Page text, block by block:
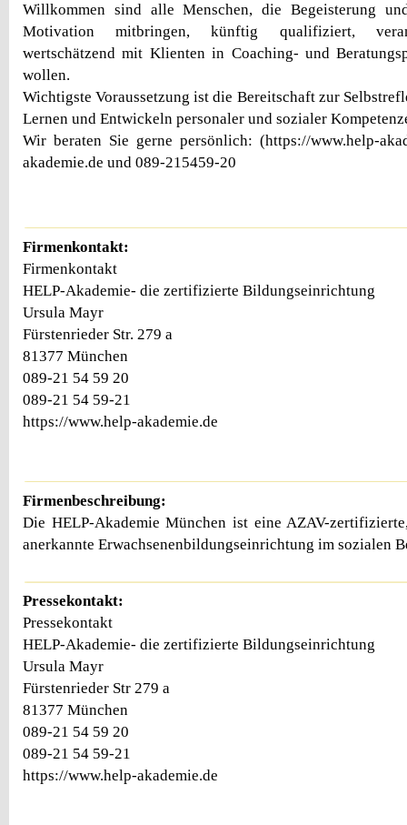
Willkommen sind alle Menschen, die Begeisterung
Motivation mitbringen, künftig qualifiziert,
wertschätzend mit Klienten in Coaching- und
wollen.
Wichtigste Voraussetzung ist die Bereitschaft zur
Lernen und Entwickeln personaler und sozialer
Wir beraten Sie gerne persönlich: (https://www.help-
akademie.de und 089-215459-20
Firmenkontakt:
Firmenkontakt
HELP-Akademie- die zertifizierte Bildungseinrichtung
Ursula Mayr
Fürstenrieder Str. 279 a
81377 München
089-21 54 59 20
089-21 54 59-21
https://www.help-akademie.de
Firmenbeschreibung:
Die HELP-Akademie München ist eine AZAV-
anerkannte Erwachsenenbildungseinrichtung im sozialen
Pressekontakt:
Pressekontakt
HELP-Akademie- die zertifizierte Bildungseinrichtung
Ursula Mayr
Fürstenrieder Str 279 a
81377 München
089-21 54 59 20
089-21 54 59-21
https://www.help-akademie.de